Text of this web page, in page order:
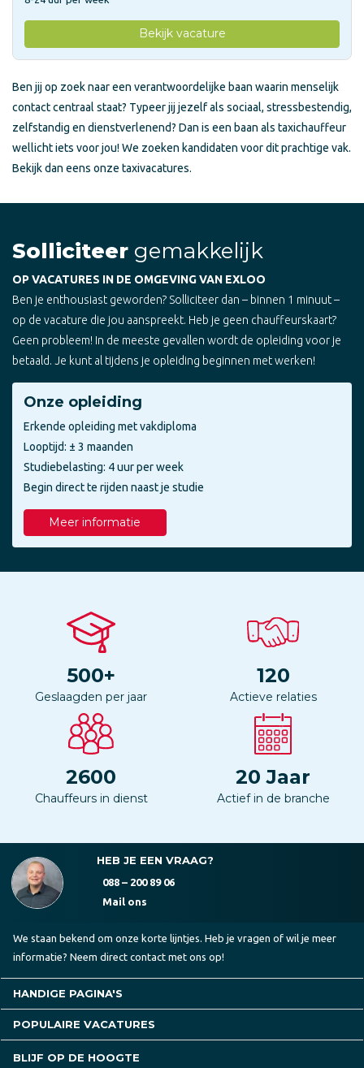
Bekijk vacature
Ben jij op zoek naar een verantwoordelijke baan waarin menselijk
contact centraal staat? Typeer jij jezelf als sociaal, stressbestendig,
zelfstandig en dienstverlenend? Dan is een baan als taxichauffeur
wellicht iets voor jou! We zoeken kandidaten voor dit prachtige vak.
Bekijk dan eens onze taxivacatures.
Solliciteer gemakkelijk
OP VACATURES IN DE OMGEVING VAN EXLOO
Ben je enthousiast geworden? Solliciteer dan – binnen 1 minuut –
op de vacature die jou aanspreekt. Heb je geen chauffeurskaart?
Geen probleem! In de meeste gevallen wordt de opleiding voor je
betaald. Je kunt al tijdens je opleiding beginnen met werken!
Onze opleiding
Erkende opleiding met vakdiploma
Looptijd: ± 3 maanden
Studiebelasting: 4 uur per week
Begin direct te rijden naast je studie
Meer informatie
500+
Geslaagden per jaar
120
Actieve relaties
2600
Chauffeurs in dienst
20 Jaar
Actief in de branche
HEB JE EEN VRAAG?
088 – 200 89 06
Mail ons
We staan bekend om onze korte lijntjes. Heb je vragen of wil je meer
informatie? Neem direct contact met ons op!
HANDIGE PAGINA'S
POPULAIRE VACATURES
BLIJF OP DE HOOGTE